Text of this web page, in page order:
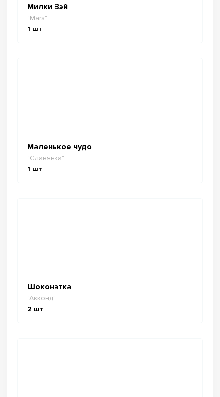
Милки Вэй
"Mars"
1 шт
Маленькое чудо
"Славянка"
1 шт
Шоконатка
"Акконд"
2 шт